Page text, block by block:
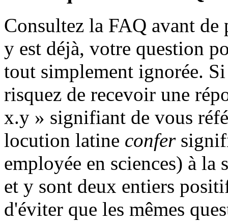
Consultez la FAQ avant de
y est déjà, votre question
tout simplement ignorée.
risquez de recevoir une
x.y » signifiant de vous
locution latine confer
employée en sciences) à
et y sont deux entiers
d'éviter que les mêmes